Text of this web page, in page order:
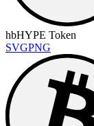
hbHYPE Token
SVGPNG